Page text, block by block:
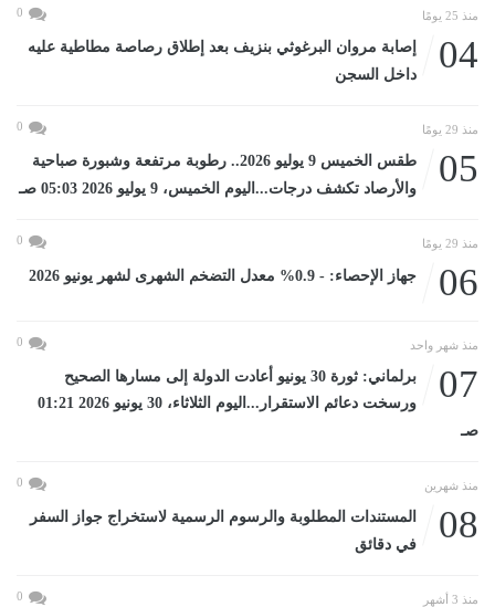
منذ 25 يومًا 0
04
إصابة مروان البرغوثي بنزيف بعد إطلاق رصاصة مطاطية عليه
داخل السجن
منذ 29 يومًا 0
05
طقس الخميس 9 يوليو 2026.. رطوبة مرتفعة وشبورة صباحية
والأرصاد تكشف درجات...اليوم الخميس، 9 يوليو 2026 05:03 صـ
منذ 29 يومًا 0
06 جهاز الإحصاء: - 0.9% معدل التضخم الشهرى لشهر يونيو 2026
منذ شهر واحد 0
07
برلماني: ثورة 30 يونيو أعادت الدولة إلى مسارها الصحيح
ورسخت دعائم الاستقرار...اليوم الثلاثاء، 30 يونيو 2026 01:21
صـ
منذ شهرين 0
08
المستندات المطلوبة والرسوم الرسمية لاستخراج جواز السفر
في دقائق
منذ 3 أشهر 0